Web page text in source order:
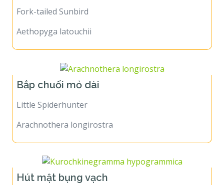
Fork-tailed Sunbird
Aethopyga latouchii
Bắp chuối mỏ dài
Little Spiderhunter
Arachnothera longirostra
Hút mật bụng vạch